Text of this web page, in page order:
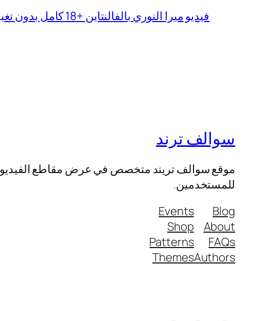
فيديو ميرا النوري بالفالنتاين +18 كامل بدون تغبيش
سوالف ترند
موقع سوالف تريند متخصص في عرض مقاطع الفيديو
للمستخدمين.
Blog
About
FAQs
Authors
Events
Shop
Patterns
Themes